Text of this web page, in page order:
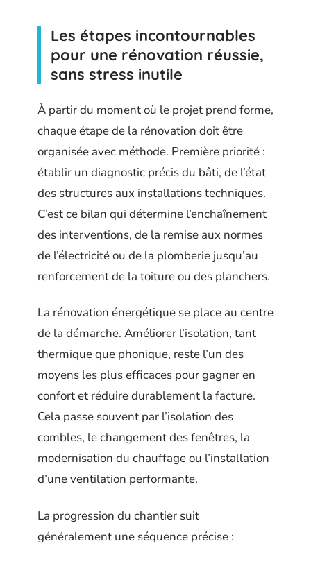
Les étapes incontournables
pour une rénovation réussie,
sans stress inutile
À partir du moment où le projet prend forme,
chaque étape de la rénovation doit être
organisée avec méthode. Première priorité :
établir un diagnostic précis du bâti, de l’état
des structures aux installations techniques.
C’est ce bilan qui détermine l’enchaînement
des interventions, de la remise aux normes
de l’électricité ou de la plomberie jusqu’au
renforcement de la toiture ou des planchers.
La rénovation énergétique se place au centre
de la démarche. Améliorer l’isolation, tant
thermique que phonique, reste l’un des
moyens les plus efficaces pour gagner en
confort et réduire durablement la facture.
Cela passe souvent par l’isolation des
combles, le changement des fenêtres, la
modernisation du chauffage ou l’installation
d’une ventilation performante.
La progression du chantier suit
généralement une séquence précise :